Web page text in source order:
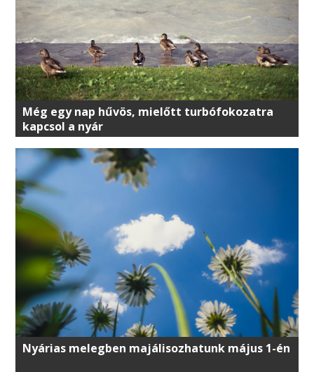
Még egy nap hűvös, mielőtt turbófokozatra
kapcsol a nyár
Nyárias melegben majálisozhatunk május 1-én